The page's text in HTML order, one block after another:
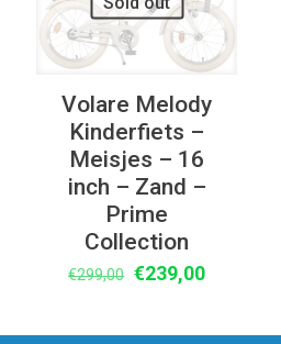
Volare Melody
Kinderfiets –
Meisjes – 16
inch – Zand –
Prime
Collection
€299,00 Oorspronkelijke
€239,00Huidige